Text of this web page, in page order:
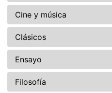
Cine y música
Clásicos
Ensayo
Filosofía